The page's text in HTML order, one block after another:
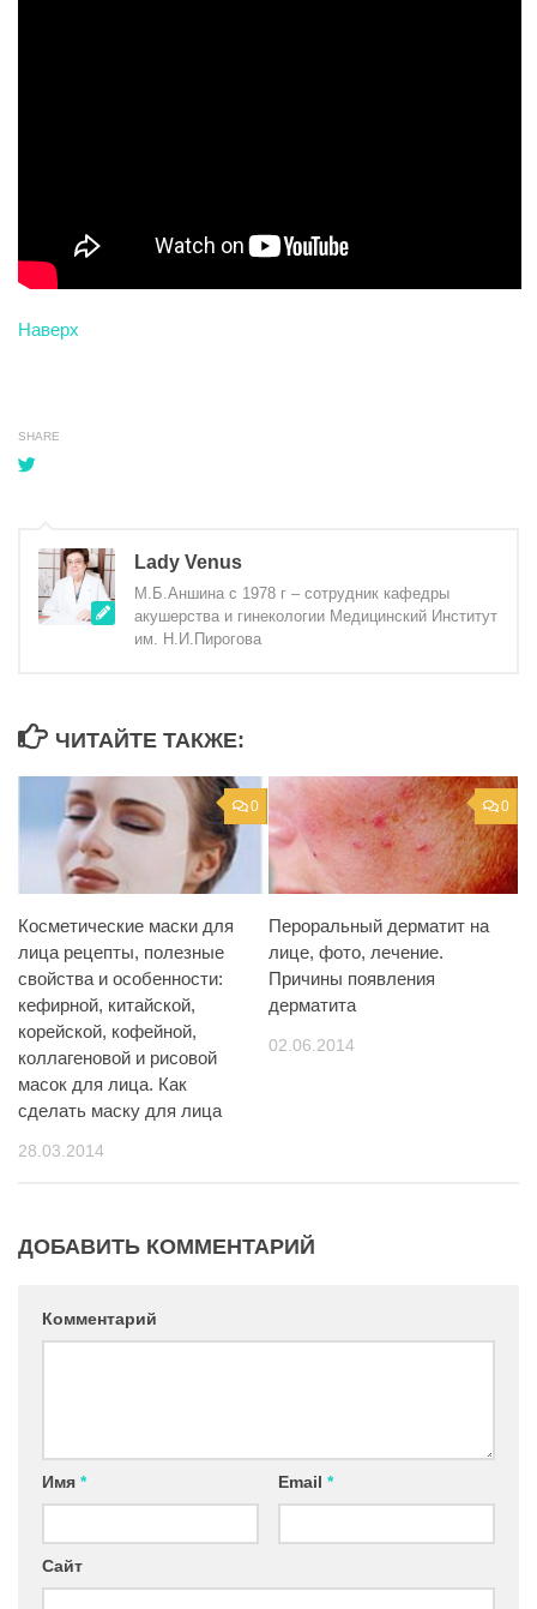
Наверх
SHARE
Lady Venus
М.Б.Аншина с 1978 г – сотрудник кафедры
акушерства и гинекологии Медицинский Институт
им. Н.И.Пирогова
ЧИТАЙТЕ ТАКЖЕ:
0
Косметические маски для
лица рецепты, полезные
свойства и особенности:
кефирной, китайской,
корейской, кофейной,
коллагеновой и рисовой
масок для лица. Как
сделать маску для лица
28.03.2014
0
Пероральный дерматит на
лице, фото, лечение.
Причины появления
дерматита
02.06.2014
ДОБАВИТЬ КОММЕНТАРИЙ
Комментарий
Имя * Email *
Сайт